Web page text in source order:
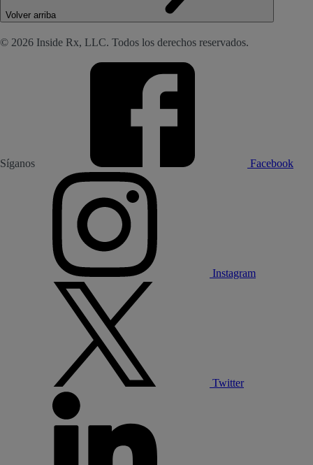
Volver arriba
© 2026 Inside Rx, LLC. Todos los derechos reservados.
Síganos Facebook
Instagram
Twitter